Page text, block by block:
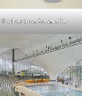
© oliver jung fotografie